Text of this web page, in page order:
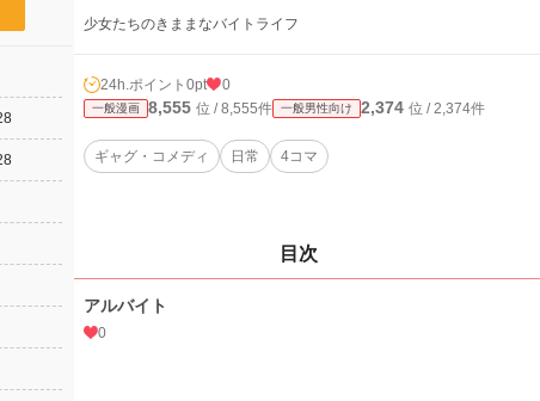
少女たちのきままなバイトライフ
24h.ポイント 0pt 0
一般漫画 8,555 位 / 8,555件 一般男性向け 2,374 位 / 2,374件
ギャグ・コメディ 日常 4コマ
目次
アルバイト
0